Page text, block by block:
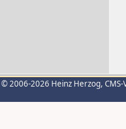
© 2006-2026 Heinz Herzog,